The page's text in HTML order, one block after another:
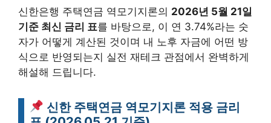
신한은행 주택연금 역모기지론의 2026년 5월 21일
기준 최신 금리 표를 바탕으로, 이 연 3.74%라는 숫
자가 어떻게 계산된 것이며 내 노후 자금에 어떤 방
식으로 반영되는지 실전 재테크 관점에서 완벽하게
해설해 드립니다.
신한 주택연금 역모기지론 적용 금리